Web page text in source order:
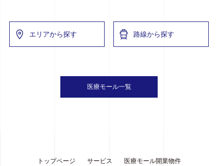
エリアから探す 路線から探す
医療モール一覧
トップページ サービス 医療モール開業物件